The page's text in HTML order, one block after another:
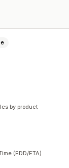
by product
(EDD/ETA)